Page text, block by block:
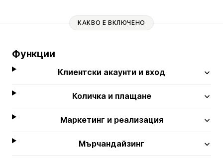
КАКВО Е ВКЛЮЧЕНО
Функции
Клиентски акаунти и вход
Количка и плащане
Маркетинг и реализация
Мърчандайзинг